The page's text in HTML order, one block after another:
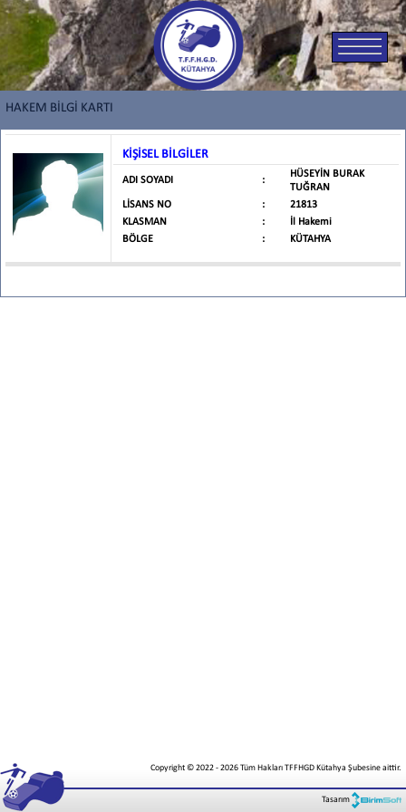
HAKEM BİLGİ KARTI
KİŞİSEL BİLGİLER
ADI SOYADI :
HÜSEYİN BURAK
TUĞRAN
LİSANS NO
:
21813
KLASMAN
:
İl Hakemi
BÖLGE
: KÜTAHYA
Copyright © 2022-2026Tüm Hakları TFFHGD Kütahya Şubesine aittir.
Tasarım